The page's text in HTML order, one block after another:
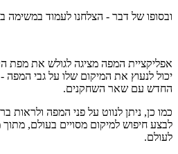
ובסופו של דבר - הצלחנו לעמוד במשימה
אפליקציית המפה מציגה לגולש את מפת
יכול לנעוץ את המיקום שלו על גבי
החדש עם שאר השחקנים.
כמו כן, ניתן לנווט על פני המפה ולראות
לעולם.